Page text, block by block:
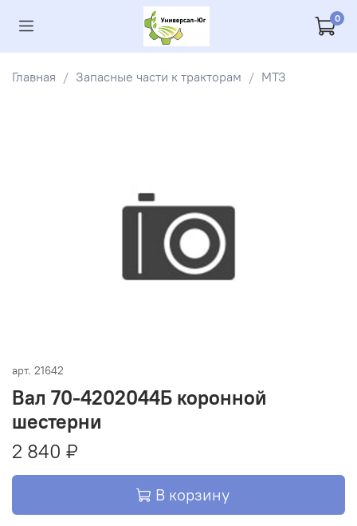
0
Главная Запасные части к тракторам МТЗ
арт. 21642
Вал 70-4202044Б коронной
шестерни
2 840 ₽
В корзину